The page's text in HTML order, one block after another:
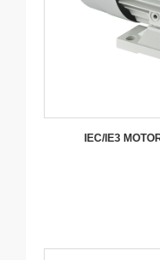
IEC/IE3